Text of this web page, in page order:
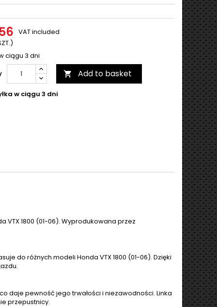
VAT included
ciągu 3 dni
 Add to basket
w ciągu 3 dni
VTX 1800 (01-06). Wyprodukowana przez
do różnych modeli Honda VTX 1800 (01-06). Dzięki
daje pewność jego trwałości i niezawodności. Linka
przepustnicy.